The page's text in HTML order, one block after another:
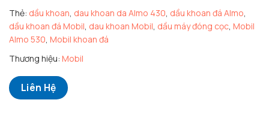
Thẻ: dầu khoan dau khoan da Almo 430 dầu khoan đá Almo
dầu khoan đá Mobil dau khoan Mobil dầu máy đóng cọc Mobil
Almo 530 Mobil khoan đá
Thương hiệu: Mobil
Liên Hệ